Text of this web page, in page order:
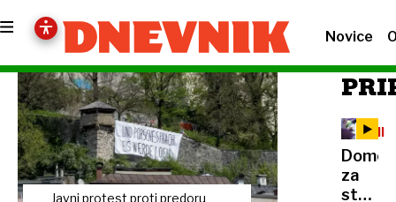
Novice
Javni protest proti predoru
za